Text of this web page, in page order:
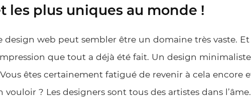
les plus uniques au monde !
design web peut sembler être un domaine très vaste.
que tout a déjà été fait. Un design
êtes certainement fatigué de revenir à cela encore
vouloir ? Les designers sont tous des artistes dans